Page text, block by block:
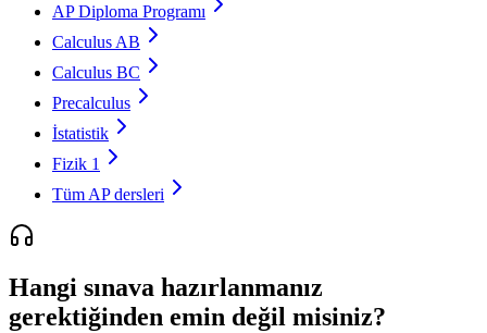
AP Diploma Programı
Calculus AB
Calculus BC
Precalculus
İstatistik
Fizik 1
Tüm AP dersleri
Hangi sınava hazırlanmanız
gerektiğinden emin değil misiniz?